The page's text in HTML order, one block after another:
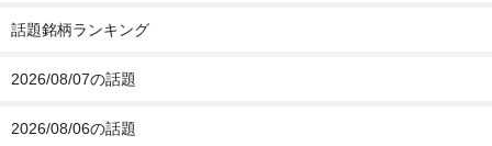
話題銘柄ランキング
2026/08/07の話題
2026/08/06の話題